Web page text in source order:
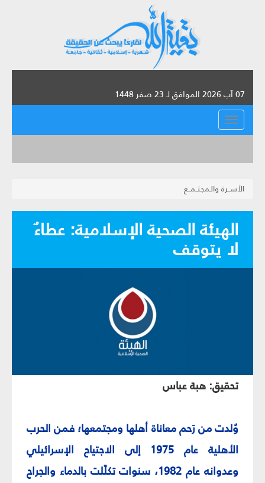
07 آب 2026 الموافق لـ 23 صفر 1448
القائمة
الأســرة والـمجتــمــع
الهيئة الصحية الإسلامية: عطاءٌ
لا يتوقف
تحقيق: هبة عباس
وُلدت من رَحم معاناة أهلها ومجتمعها؛ فمن الحرب
الأهلية عام 1975 إلى الاجتياح الإسرائيلي
وعدوانه عام 1982، سنوات تكلّلت بالدماء والجراح